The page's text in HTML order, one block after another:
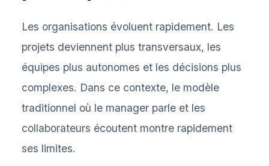
Les organisations évoluent rapidement. Les
projets deviennent plus transversaux, les
équipes plus autonomes et les décisions plus
complexes. Dans ce contexte, le modèle
traditionnel où le manager parle et les
collaborateurs écoutent montre rapidement
ses limites.